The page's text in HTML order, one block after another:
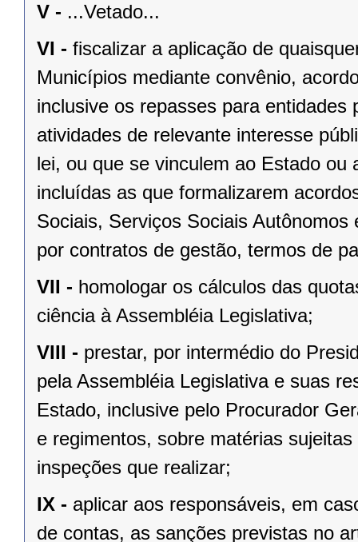
V - ...Vetado...
VI - fiscalizar a aplicação de
Municípios mediante convênio,
inclusive os repasses para
atividades de relevante interesse
lei, ou que se vinculem ao Estado
incluídas as que formalizarem
Sociais, Serviços Sociais
por contratos de gestão, termos de
VII - homologar os cálculos das
ciência à Assembléia Legislativa;
VIII - prestar, por intermédio do
pela Assembléia Legislativa e suas
Estado, inclusive pelo Procurador
e regimentos, sobre matérias
inspeções que realizar;
IX - aplicar aos responsáveis, em
de contas, as sanções previstas no